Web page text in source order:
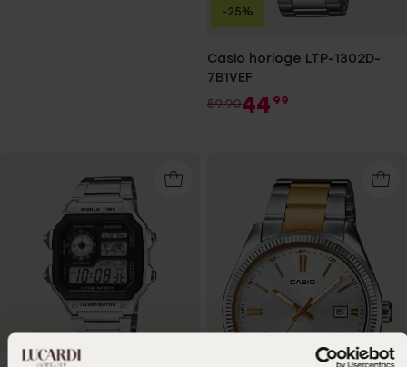
Casio horloge LTP-1302D-
7B1VEF
59.9044 99
-25%